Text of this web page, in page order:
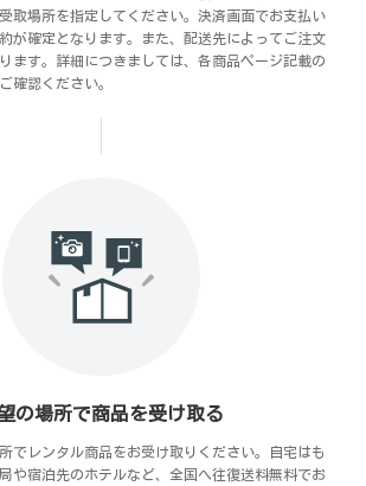
取場所を指定してください。決済画面でお支払い
が確定となります。また、配送先によってご注文
ます。詳細につきましては、各商品ページ記載の
確認ください。
の場所で商品を受け取る
でレンタル商品をお受け取りください。自宅はも
や宿泊先のホテルなど、全国へ往復送料無料でお